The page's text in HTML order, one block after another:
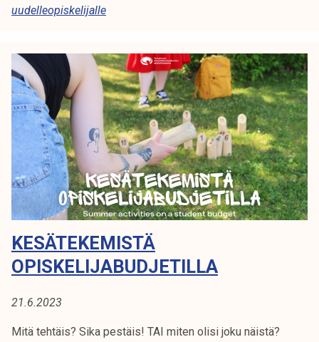
l
s
k
e
l
i
a
l
l
e
uudelleopiskelijalle
KESÄTEKEMISTÄ
OPISKELIJABUDJETILLA
21.6.2023
Mitä tehtäis? Sika pestäis! TAI miten olisi joku näistä?